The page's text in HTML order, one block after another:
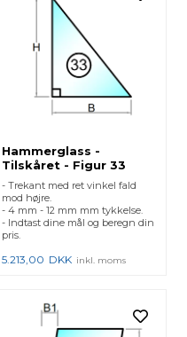
Hammerglass -
Tilskåret - Figur 33
- Trekant med ret vinkel fald
mod højre.
- 4 mm - 12 mm mm tykkelse.
- Indtast dine mål og beregn din
pris.
5.213,00 DKK inkl. moms